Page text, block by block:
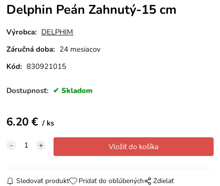
Delphin Peán Zahnutý-15 cm
Výrobca: DELPHIM
Záručná doba: 24 mesiacov
Kód: 830921015
Dostupnosť: Skladom
6.20€ ks
Sledovať produkt Pridať do obľúbených Zdielať